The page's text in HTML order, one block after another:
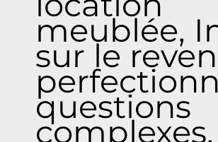
meublée,
sur le
questions
complexes,